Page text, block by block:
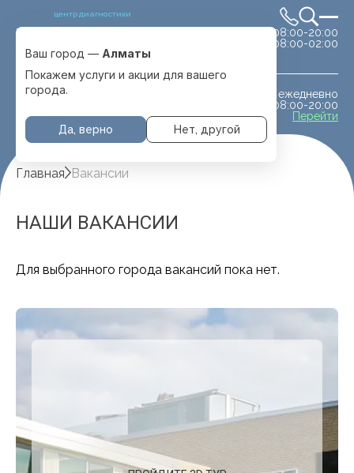
центр диагностики
Выбрать город
с. Отеген батыра
сб-вс 08:00-20:00
08:00-02:00
ежедневно
08:00-20:00
Перейти
Ваш город — Алматы
Покажем услуги и акции для вашего
города.
Да, верно Нет, другой
Главная Вакансии
НАШИ ВАКАНСИИ
Для выбранного города вакансий пока нет.